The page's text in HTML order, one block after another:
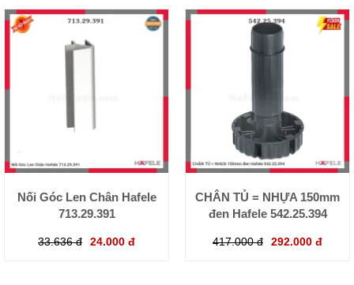
Nối Góc Len Chân Hafele
713.29.391
33.636 đ 24.000 đ
CHÂN TỦ = NHỰA 150mm
đen Hafele 542.25.394
417.000 đ 292.000 đ